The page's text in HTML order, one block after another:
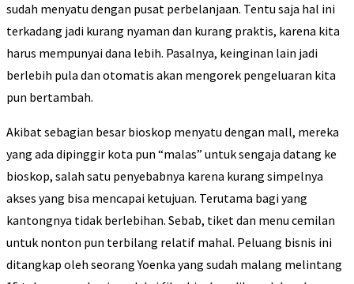
sudah menyatu dengan pusat perbelanjaan. Tentu saja hal ini
terkadang jadi kurang nyaman dan kurang praktis, karena kita
harus mempunyai dana lebih. Pasalnya, keinginan lain jadi
berlebih pula dan otomatis akan mengorek pengeluaran kita
pun bertambah.
Akibat sebagian besar bioskop menyatu dengan mall, mereka
yang ada dipinggir kota pun “malas” untuk sengaja datang ke
bioskop, salah satu penyebabnya karena kurang simpelnya
akses yang bisa mencapai ketujuan. Terutama bagi yang
kantongnya tidak berlebihan. Sebab, tiket dan menu cemilan
untuk nonton pun terbilang relatif mahal. Peluang bisnis ini
ditangkap oleh seorang Yoenka yang sudah malang melintang